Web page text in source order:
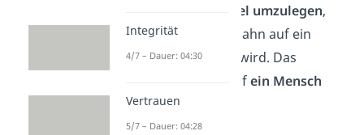
Hebel umzulegen,
durch den die Straßenbahn auf ein
Nebengleis umgeleitet wird. Das
Problem ist, dass daraufein Mensch
arbeitet.
Integrität
4/7 – Dauer: 04:30
Vertrauen
5/7 – Dauer: 04:28